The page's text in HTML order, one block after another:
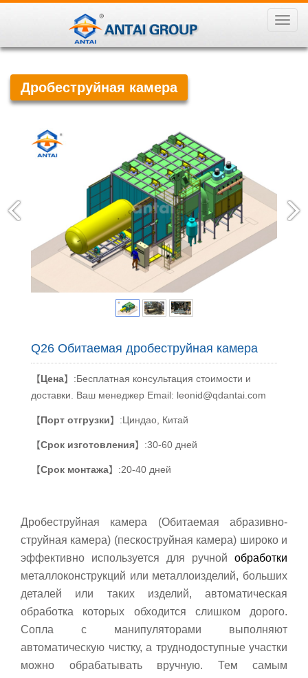
导
菜
Дробеструйная камера
Q26 Обитаемая дробеструйная камера
【Цена】:Бесплатная консультация стоимости и
доставки. Ваш менеджер Email: leonid@qdantai.com
【Порт отгрузки】:Циндао, Китай
【Срок изготовления】:30-60 дней
【Срок монтажа】:20-40 дней
Дробеструйная камера (Обитаемая абразивно-
струйная камера) (пескоструйная камера) широко и
эффективно используется для ручной обработки
металлоконструкций или металлоизделий, больших
деталей или таких изделий, автоматическая
обработка которых обходится слишком дорого.
Сопла с манипуляторами выполняют
автоматическую чистку, а труднодоступные участки
можно обрабатывать вручную. Тем самым